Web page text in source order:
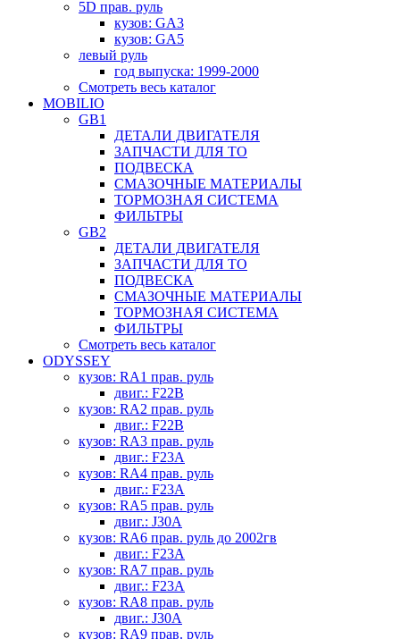
5D прав. руль
кузов: GA3
кузов: GA5
левый руль
год выпуска: 1999-2000
Смотреть весь каталог
MOBILIO
GB1
ДЕТАЛИ ДВИГАТЕЛЯ
ЗАПЧАСТИ ДЛЯ ТО
ПОДВЕСКА
СМАЗОЧНЫЕ МАТЕРИАЛЫ
ТОРМОЗНАЯ СИСТЕМА
ФИЛЬТРЫ
GB2
ДЕТАЛИ ДВИГАТЕЛЯ
ЗАПЧАСТИ ДЛЯ ТО
ПОДВЕСКА
СМАЗОЧНЫЕ МАТЕРИАЛЫ
ТОРМОЗНАЯ СИСТЕМА
ФИЛЬТРЫ
Смотреть весь каталог
ODYSSEY
кузов: RA1 прав. руль
двиг.: F22B
кузов: RA2 прав. руль
двиг.: F22B
кузов: RA3 прав. руль
двиг.: F23A
кузов: RA4 прав. руль
двиг.: F23A
кузов: RA5 прав. руль
двиг.: J30A
кузов: RA6 прав. руль до 2002гв
двиг.: F23A
кузов: RA7 прав. руль
двиг.: F23A
кузов: RA8 прав. руль
двиг.: J30A
кузов: RA9 прав. руль